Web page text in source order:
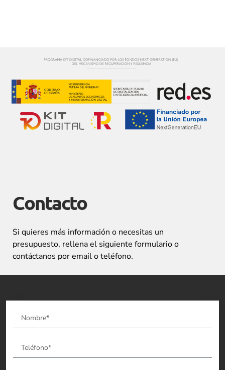
Contacto
Si quieres más información o necesitas un
presupuesto, rellena el siguiente formulario o
contáctanos por email o teléfono.